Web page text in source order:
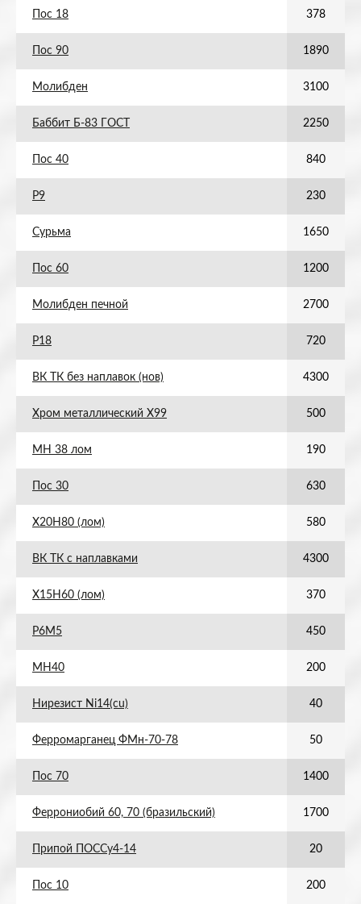
Пос 18 378
Пос 90 1890
Молибден 3100
Баббит Б-83 ГОСТ 2250
Пос 40 840
Р9 230
Сурьма 1650
Пос 60 1200
Молибден печной 2700
Р18 720
ВК ТК без наплавок (нов) 4300
Хром металлический Х99 500
МН 38 лом 190
Пос 30 630
Х20Н80 (лом) 580
ВК ТК с наплавками 4300
Х15Н60 (лом) 370
Р6М5 450
МН40 200
Нирезист Ni14(cu) 40
Ферромарганец ФМн-70-78 50
Пос 70 1400
Феррониобий 60, 70 (бразильский) 1700
Припой ПОССу4-14 20
Пос 10 200